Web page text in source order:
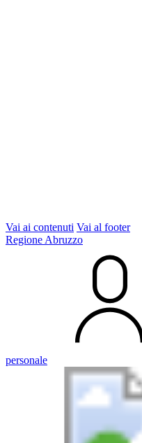
Vai ai contenuti Vai al footer
Regione Abruzzo
personale